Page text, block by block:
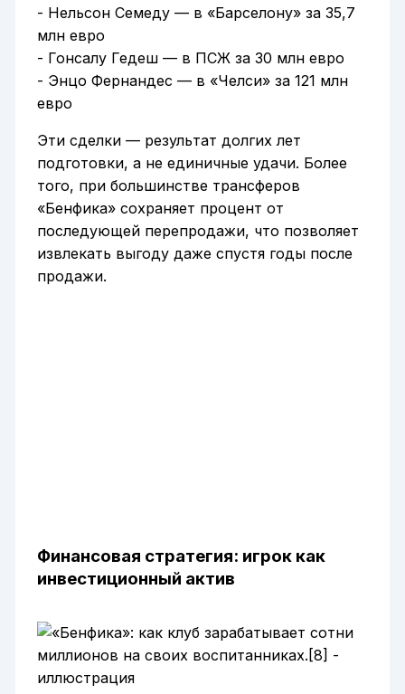
- Нельсон Семеду — в «Барселону» за 35,7
млн евро
- Гонсалу Гедеш — в ПСЖ за 30 млн евро
- Энцо Фернандес — в «Челси» за 121 млн
евро
Эти сделки — результат долгих лет
подготовки, а не единичные удачи. Более
того, при большинстве трансферов
«Бенфика» сохраняет процент от
последующей перепродажи, что позволяет
извлекать выгоду даже спустя годы после
продажи.
Финансовая стратегия: игрок как
инвестиционный актив